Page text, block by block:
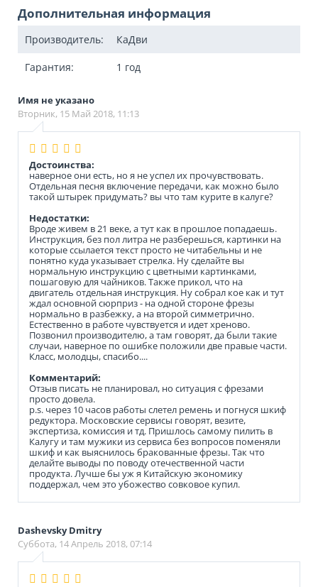
Дополнительная информация
Производитель: КаДви
Гарантия: 1 год
Имя не указано
Вторник, 15 Май 2018, 11:13
Достоинства:
наверное они есть, но я не успел их прочувствовать.
Отдельная песня включение передачи, как можно было
такой штырек придумать? вы что там курите в калуге?
Недостатки:
Вроде живем в 21 веке, а тут как в прошлое попадаешь.
Инструкция, без пол литра не разберешься, картинки на
которые ссылается текст просто не читабельны и не
понятно куда указывает стрелка. Ну сделайте вы
нормальную инструкцию с цветными картинками,
пошаговую для чайников. Также прикол, что на
двигатель отдельная инструкция. Ну собрал кое как и тут
ждал основной сюрприз - на одной стороне фрезы
нормально в разбежку, а на второй симметрично.
Естественно в работе чувствуется и идет хреново.
Позвонил производителю, а там говорят, да были такие
случаи, наверное по ошибке положили две правые части.
Класс, молодцы, спасибо....
Комментарий:
Отзыв писать не планировал, но ситуация с фрезами
просто довела.
p.s. через 10 часов работы слетел ремень и погнуся шкиф
редуктора. Московские сервисы говорят, везите,
экспертиза, комиссия и тд. Пришлось самому пилить в
Калугу и там мужики из сервиса без вопросов поменяли
шкиф и как выяснилось бракованные фрезы. Так что
делайте выводы по поводу отечественной части
продукта. Лучше бы уж я Китайскую экономику
поддержал, чем это убожество совковое купил.
Dashevsky Dmitry
Суббота, 14 Апрель 2018, 07:14